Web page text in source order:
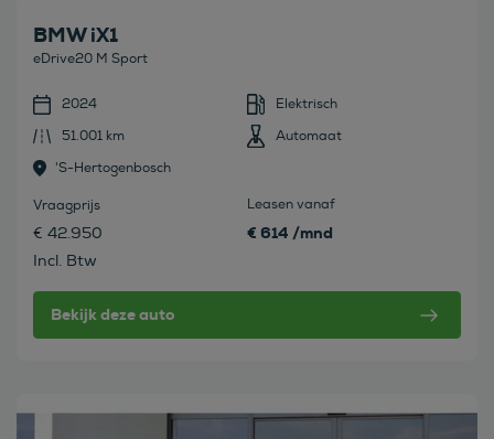
BMW iX1
eDrive20 M Sport
2024
Elektrisch
51.001 km
Automaat
's-Hertogenbosch
Vraagprijs
€ 42.950
Incl. Btw
Leasen vanaf
€ 614 /mnd
Bekijk deze auto
Bekijk deze auto